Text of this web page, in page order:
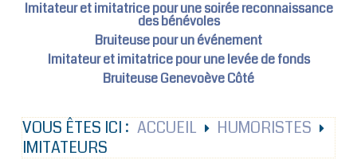
Imitateur et imitatrice pour une soirée reconnaissance
des bénévoles
Bruiteuse pour un événement
Imitateur et imitatrice pour une levée de fonds
Bruiteuse Genevoève Côté
VOUS ÊTES ICI : ACCUEIL
HUMORISTES
IMITATEURS